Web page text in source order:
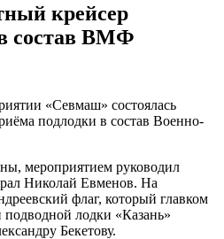
крейсер
состав ВМФ
«Севмаш» состоялась
подлодки в состав Военно-
мероприятием руководил
Николай Евменов. На
флаг, который главком
лодки «Казань»
Бекетову.